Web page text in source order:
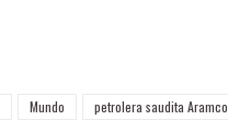
Mundo petrolera saudita Aramco